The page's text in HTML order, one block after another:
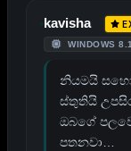
kavisha
WINDOWS 8.1
නියමයි
ස්තුතියි
ඔබගේ
පතනවා…